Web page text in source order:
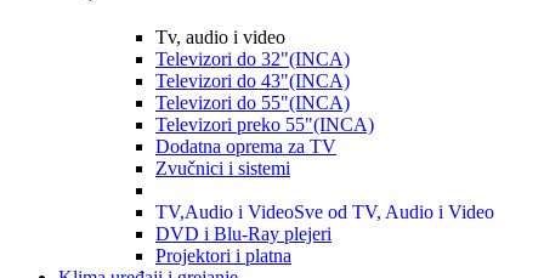
Tv, audio i video
Televizori do 32"(INCA)
Televizori do 43"(INCA)
Televizori do 55"(INCA)
Televizori preko 55"(INCA)
Dodatna oprema za TV
Zvučnici i sistemi
TV,Audio i VideoSve od TV, Audio i Video
DVD i Blu-Ray plejeri
Projektori i platna